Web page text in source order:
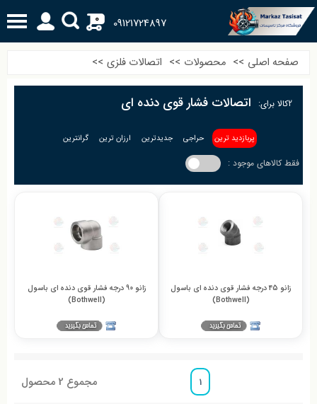
09121724897
0
صفحه اصلی >> محصولات >> اتصالات فلزی >>
2کالا برای: اتصالات فشار قوی دنده ای
پربازدید ترین حراجی جدیدترین ارزان ترین گرانترین
فقط کالاهای موجود :
زانو 45 درجه فشار قوی دنده ای باسول
(Bothwell)
زانو 90 درجه فشار قوی دنده ای باسول
(Bothwell)
1 مجموع 2 محصول